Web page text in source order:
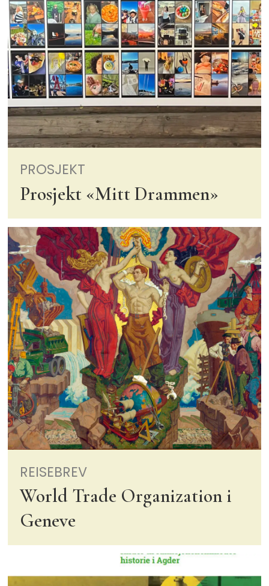
PROSJEKT
Prosjekt «Mitt Drammen»
REISEBREV
World Trade Organization i
Geneve